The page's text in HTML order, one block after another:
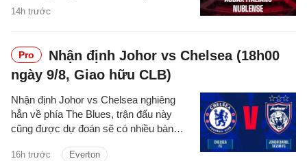
14h trước
định - phân tích trận đấu, thống kê chi
Pro
Nhận định Johor vs Chelsea (18h00
ngày 9/8, Giao hữu CLB)
16h trước Everton
Nhận định Johor vs Chelsea nghiêng
hẳn về phía The Blues, trận đấu này
cũng được dự đoán sẽ có nhiều bàn